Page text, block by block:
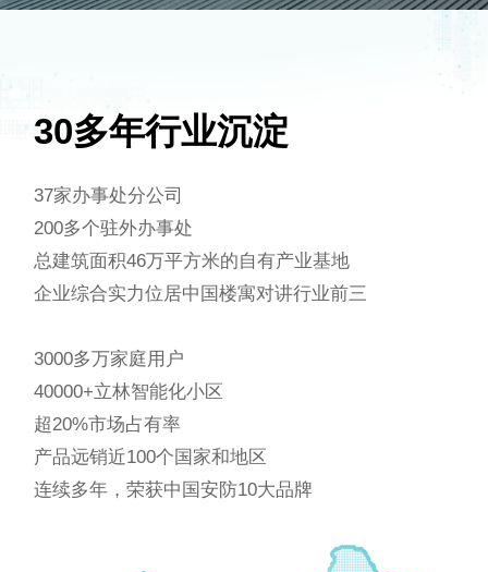
30多年行业沉淀
37家办事处分公司
200多个驻外办事处
总建筑面积46万平方米的自有产业基地
企业综合实力位居中国楼寓对讲行业前三
3000多万家庭用户
40000+立林智能化小区
超20%市场占有率
产品远销近100个国家和地区
连续多年，荣获中国安防10大品牌